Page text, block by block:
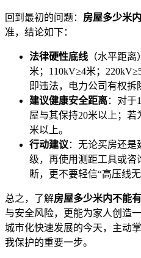
回到最初的问题： 房屋多少米
准，结论如下：
法律硬性底线 （水平距
米；110kV≥4米；
即违法，电力公司有权拆
建议健康安全距离：对于
屋与其保持20米以上；若
米以上。
行动建议 ：无论买房还
级，再使用测距工具或咨
断，更不要轻信“高压线
总之，了解房屋多少米内不能
与安全风险，更能为家人创造
城市化快速发展的今天，主动
我保护的重要一步。